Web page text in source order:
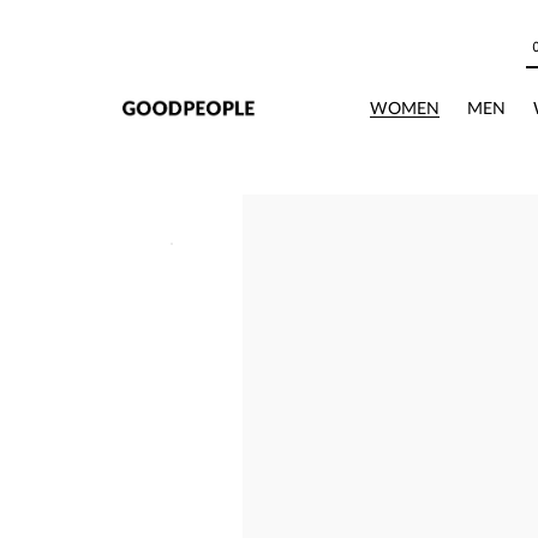
WOMEN MEN